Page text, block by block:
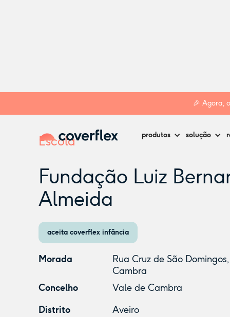
🎉 Agora, o
produtos solução
Escola
Fundação Luiz
Almeida
aceita coverflex infância
Morada
Rua Cruz de São
Cambra
Concelho
Vale de Cambra
Distrito
Aveiro